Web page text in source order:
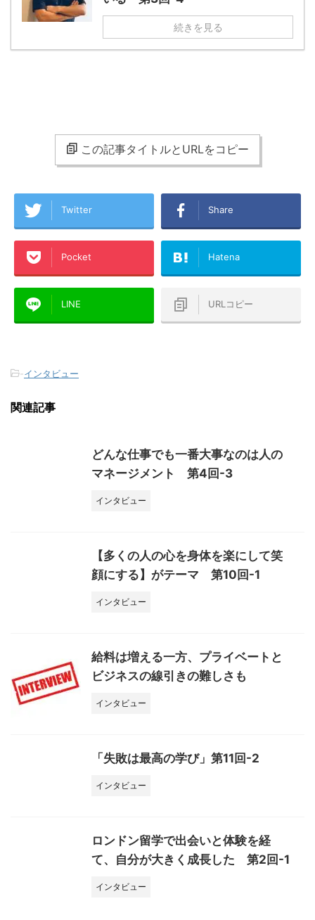
続きを見る
この記事タイトルとURLをコピー
Twitter Share
Pocket Hatena
LINE URLコピー
-インタビュー
関連記事
どんな仕事でも一番大事なのは人の
マネージメント 第4回-3
インタビュー
【多くの人の心を身体を楽にして笑
顔にする】がテーマ 第10回-1
インタビュー
給料は増える一方、プライベートと
ビジネスの線引きの難しさも
インタビュー
「失敗は最高の学び」第11回-2
インタビュー
ロンドン留学で出会いと体験を経
て、自分が大きく成長した 第2回-1
インタビュー